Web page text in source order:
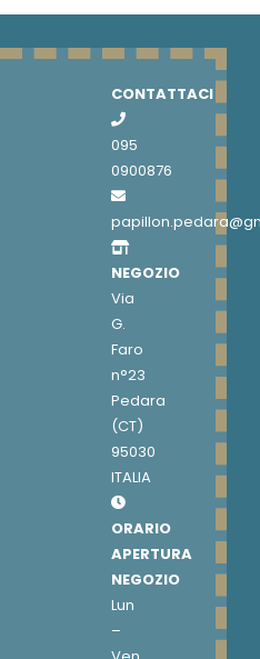
CONTATTACI
095
0900876
NEGOZIO
Via
G.
Faro
n°23
Pedara
(CT)
95030
ITALIA
ORARIO
APERTURA
NEGOZIO
Lun
–